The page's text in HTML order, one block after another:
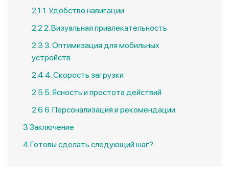
2.1 1. Удобство навигации
2.22. Визуальная привлекательность
2.3 3. Оптимизация для мобильных
устройств
2.4 4. Скорость загрузки
2.5 5. Ясность и простота действий
2.6 6. Персонализация и рекомендации
3 Заключение
4 Готовы сделать следующий шаг?